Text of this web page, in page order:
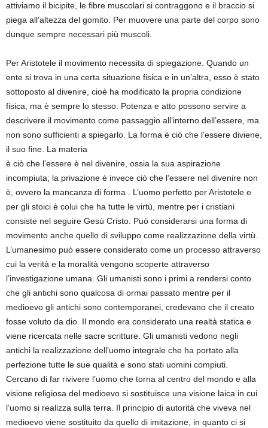
attiviamo il bicipite, le fibre muscolari si contraggono e il braccio si
piega all’altezza del gomito. Per muovere una parte del corpo sono
dunque sempre necessari più muscoli.
Per Aristotele il movimento necessita di spiegazione. Quando un
ente si trova in una certa situazione fisica e in un’altra, esso è stato
sottoposto al divenire, cioè ha modificato la propria condizione
fisica, ma è sempre lo stesso. Potenza e atto possono servire a
descrivere il movimento come passaggio all’interno dell’essere, ma
non sono sufficienti a spiegarlo. La forma è ciò che l’essere diviene,
il suo fine. La materia
è ciò che l’essere è nel divenire, ossia la sua aspirazione
incompiuta; la privazione è invece ciò che l’essere nel divenire non
è, ovvero la mancanza di forma . L’uomo perfetto per Aristotele e
per gli stoici è colui che ha tutte le virtù, mentre per i cristiani
consiste nel seguire Gesù Cristo. Può considerarsi una forma di
movimento anche quello di sviluppo come realizzazione della virtù.
L’umanesimo può essere considerato come un processo attraverso
cui la verità e la moralità vengono scoperte attraverso
l’investigazione umana. Gli umanisti sono i primi a rendersi conto
che gli antichi sono qualcosa di ormai passato mentre per il
medioevo gli antichi sono contemporanei, credevano che il creato
fosse voluto da dio. Il mondo era considerato una realtà statica e
viene ricercata nelle sacre scritture. Gli umanisti vedono negli
antichi la realizzazione dell’uomo integrale che ha portato alla
perfezione tutte le sue qualità e sono stati uomini compiuti.
Cercano di far rivivere l’uomo che torna al centro del mondo e alla
visione religiosa del medioevo si sostituisce una visione laica in cui
l’uomo si realizza sulla terra. Il principio di autorità che viveva nel
medioevo viene sostituito da quello di imitazione, in quanto ci si